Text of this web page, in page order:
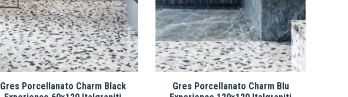
Gres Porcellanato Charm Black
Gres Porcellanato Charm Blu